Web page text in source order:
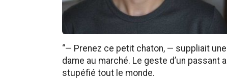
“— Prenez ce petit chaton, — suppliait une
dame au marché. Le geste d’un passant a
stupéfié tout le monde.